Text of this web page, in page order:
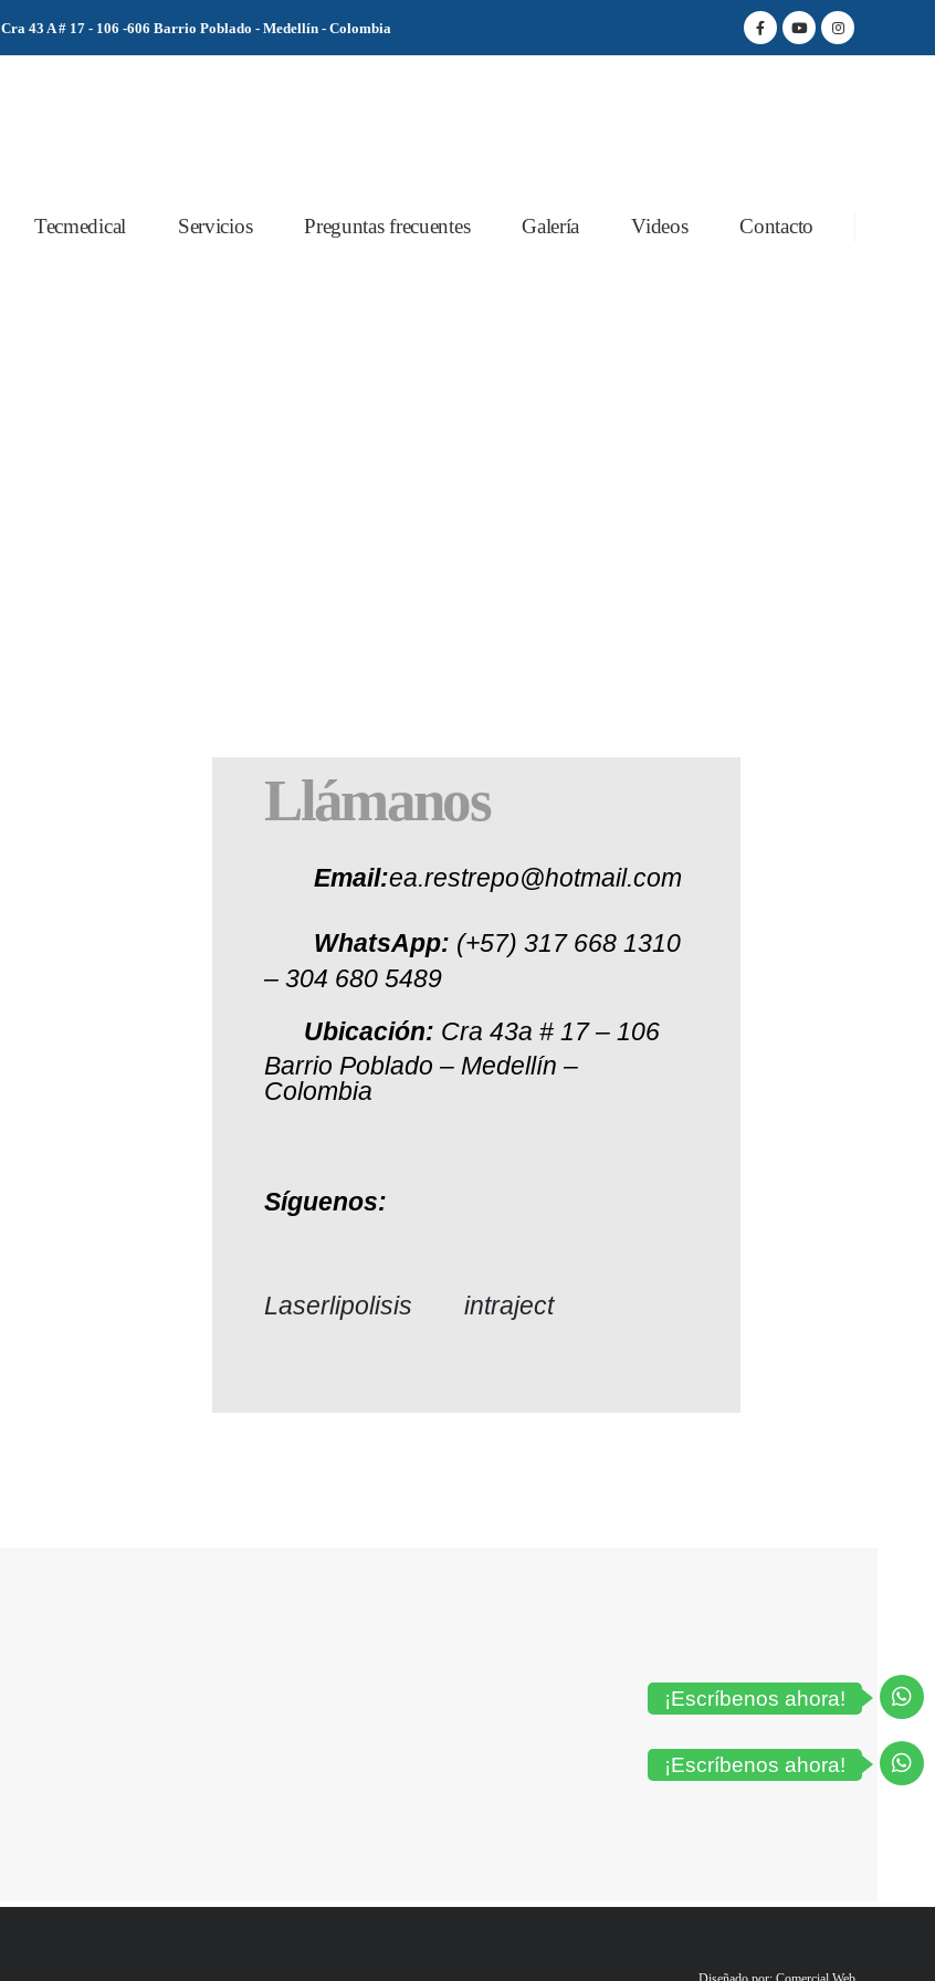
¡Escríbenos ahora!
¡Escríbenos ahora!
Cra 43 A # 17 - 106 -606 Barrio Poblado - Medellín - Colombia
Tecmedical Servicios Preguntas frecuentes Galería Videos Contacto
Llámanos
Email:ea.restrepo@hotmail.com
WhatsApp: (+57) 317 668 1310
– 304 680 5489
Ubicación: Cra 43a # 17 – 106
Barrio Poblado – Medellín –
Colombia
Síguenos:
Laserlipolisis intraject